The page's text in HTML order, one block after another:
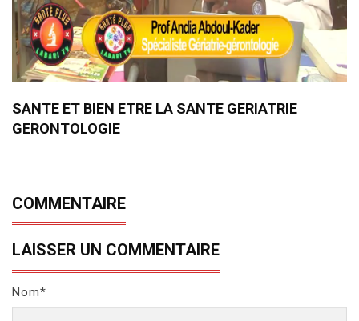
SANTE ET BIEN ETRE LA SANTE GERIATRIE
GERONTOLOGIE
COMMENTAIRE
LAISSER UN COMMENTAIRE
Nom*